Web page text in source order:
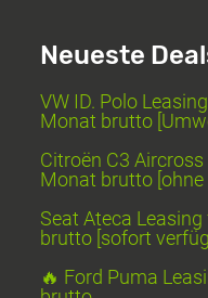
Neueste
VW ID. Polo
Monat brutto
Citroën C3
Monat brutto [ohne
Seat Ateca
brutto [sofort
🔥 Ford Puma